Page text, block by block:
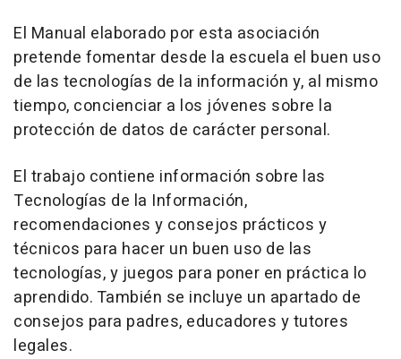
El Manual elaborado por esta asociación
pretende fomentar desde la escuela el buen uso
de las tecnologías de la información y, al mismo
tiempo, concienciar a los jóvenes sobre la
protección de datos de carácter personal.
El trabajo contiene información sobre las
Tecnologías de la Información,
recomendaciones y consejos prácticos y
técnicos para hacer un buen uso de las
tecnologías, y juegos para poner en práctica lo
aprendido. También se incluye un apartado de
consejos para padres, educadores y tutores
legales.